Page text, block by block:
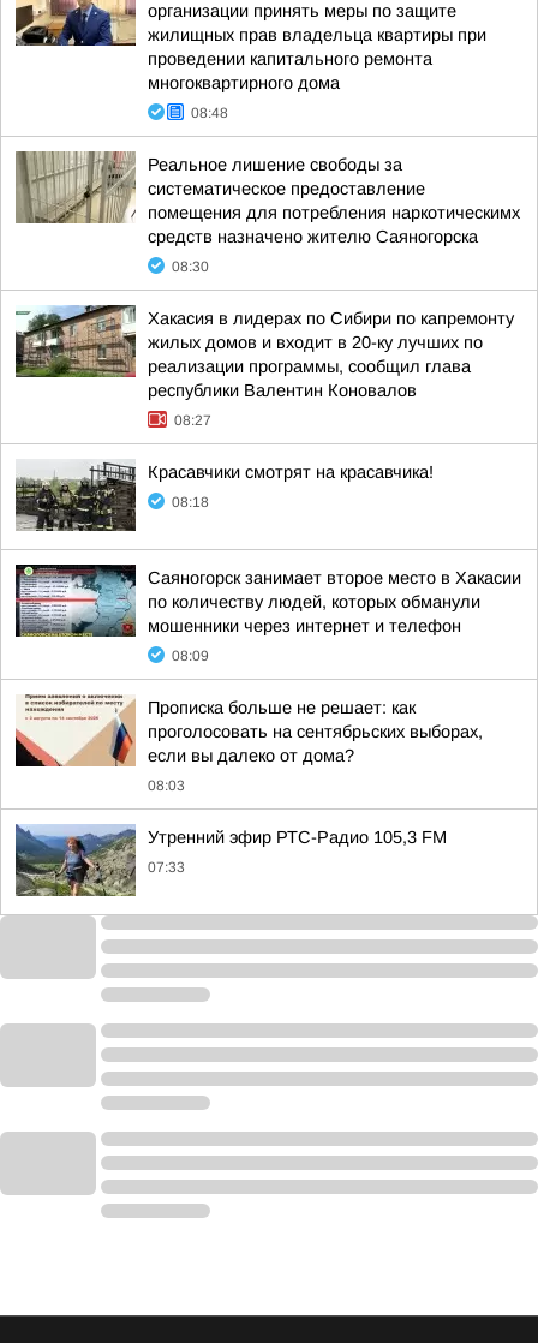
организации принять меры по защите
жилищных прав владельца квартиры при
проведении капитального ремонта
многоквартирного дома
08:48
Реальное лишение свободы за
систематическое предоставление
помещения для потребления наркотическимх
средств назначено жителю Саяногорска
08:30
Хакасия в лидерах по Сибири по капремонту
жилых домов и входит в 20-ку лучших по
реализации программы, сообщил глава
республики Валентин Коновалов
08:27
Красавчики смотрят на красавчика!
08:18
Саяногорск занимает второе место в Хакасии
по количеству людей, которых обманули
мошенники через интернет и телефон
08:09
Прописка больше не решает: как
проголосовать на сентябрьских выборах,
если вы далеко от дома?
08:03
Утренний эфир РТС-Радио 105,3 FM
07:33